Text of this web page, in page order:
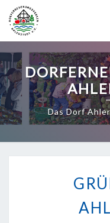
content
Das Dorf